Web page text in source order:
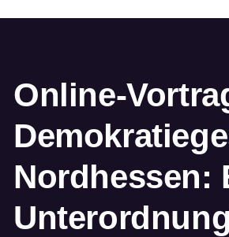
Online-
Nordhessen: